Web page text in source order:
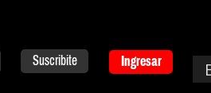
Suscribite Ingresar